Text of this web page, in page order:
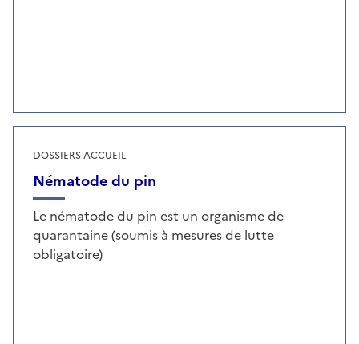
Nématode du pin
DOSSIERS ACCUEIL
Le nématode du pin est un organisme de
quarantaine (soumis à mesures de lutte
obligatoire)